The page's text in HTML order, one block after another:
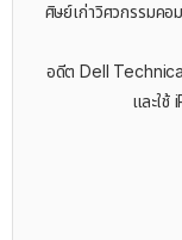
ศิษย์เก่าวิศวกรรมค
อดีต Dell
และใช้